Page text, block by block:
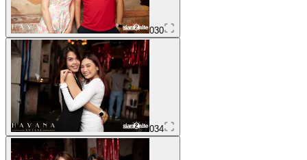
030
034